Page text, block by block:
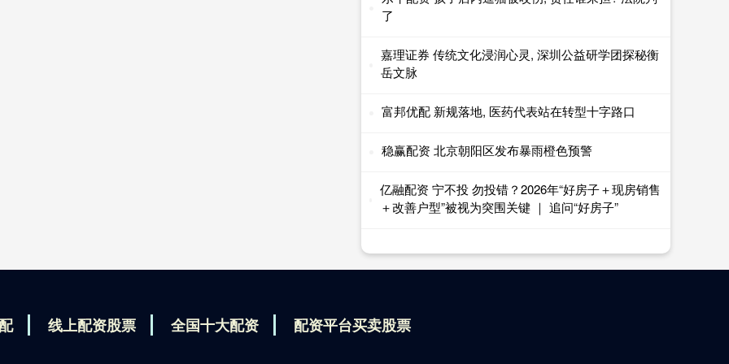
了
嘉理证券 传统文化浸润心灵, 深圳公益研学团探秘衡
岳文脉
富邦优配 新规落地, 医药代表站在转型十字路口
稳赢配资 北京朝阳区发布暴雨橙色预警
亿融配资 宁不投 勿投错？2026年“好房子＋现房销售
＋改善户型”被视为突围关键 ｜ 追问“好房子”
线上配资股票 全国十大配资 配资平台买卖股票